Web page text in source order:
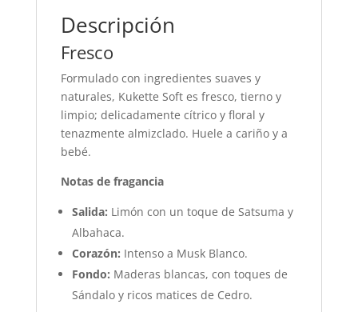
Descripción
Fresco
Formulado con ingredientes suaves y
naturales, Kukette Soft es fresco, tierno y
limpio; delicadamente cítrico y floral y
tenazmente almizclado. Huele a cariño y a
bebé.
Notas de fragancia
Salida: Limón con un toque de Satsuma y
Albahaca.
Corazón: Intenso a Musk Blanco.
Fondo: Maderas blancas, con toques de
Sándalo y ricos matices de Cedro.